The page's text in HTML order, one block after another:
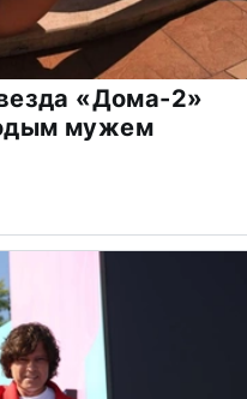
«Дома-2»
мужем